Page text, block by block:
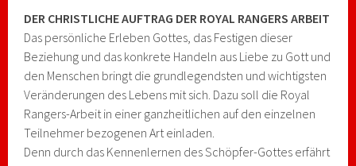
DER CHRISTLICHE AUFTRAG DER ROYAL RANGERS ARBEIT
Das persönliche Erleben Gottes, das Festigen dieser
Beziehung und das konkrete Handeln aus Liebe zu Gott und
den Menschen bringt die grundlegendsten und wichtigsten
Veränderungen des Lebens mit sich. Dazu soll die Royal
Rangers-Arbeit in einer ganzheitlichen auf den einzelnen
Teilnehmer bezogenen Art einladen.
Denn durch das Kennenlernen des Schöpfer-Gottes erfährt